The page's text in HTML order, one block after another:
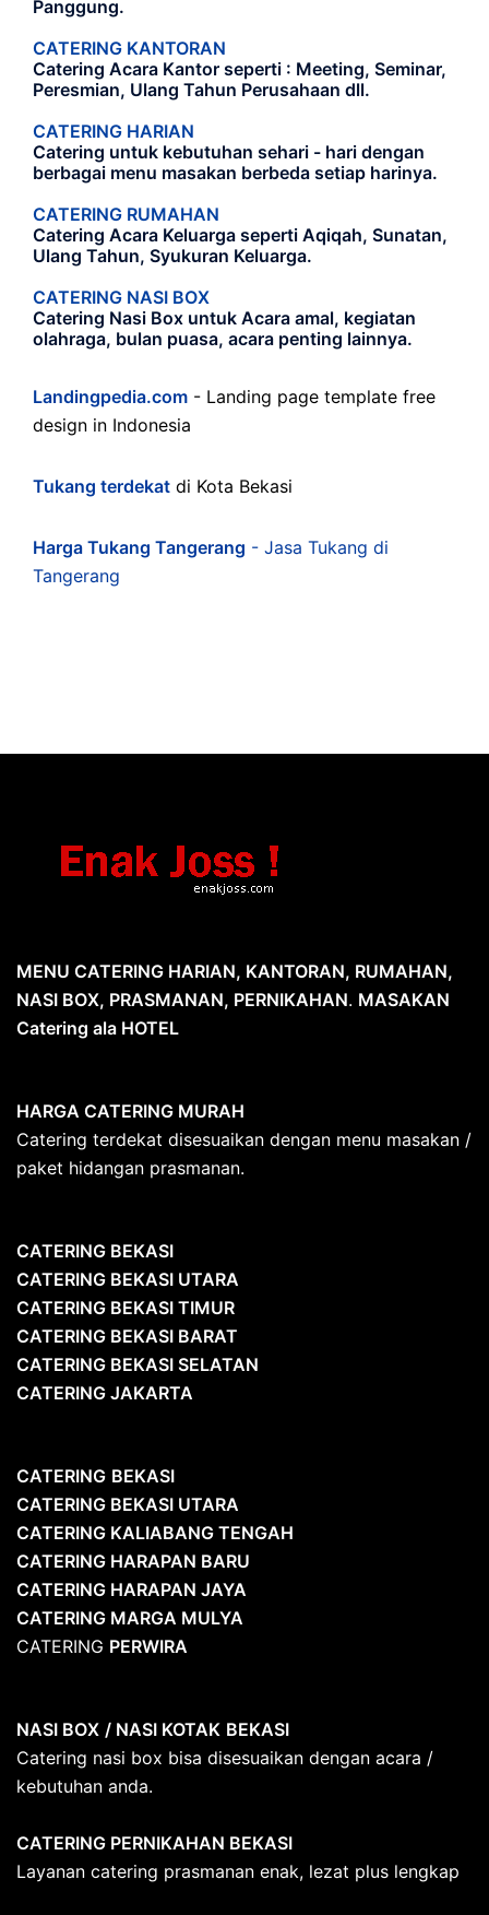
Panggung.
CATERING KANTORAN
Catering Acara Kantor seperti : Meeting, Seminar,
Peresmian, Ulang Tahun Perusahaan dll.
CATERING HARIAN
Catering untuk kebutuhan sehari - hari dengan
berbagai menu masakan berbeda setiap harinya.
CATERING RUMAHAN
Catering Acara Keluarga seperti Aqiqah, Sunatan,
Ulang Tahun, Syukuran Keluarga.
CATERING NASI BOX
Catering Nasi Box untuk Acara amal, kegiatan
olahraga, bulan puasa, acara penting lainnya.
Landingpedia.com - Landing page template free
design in Indonesia
Tukang terdekat di Kota Bekasi
Harga Tukang Tangerang - Jasa Tukang di
Tangerang
MENU CATERING HARIAN, KANTORAN, RUMAHAN,
NASI BOX, PRASMANAN, PERNIKAHAN. MASAKAN
Catering ala HOTEL
HARGA CATERING MURAH
Catering terdekat disesuaikan dengan menu masakan /
paket hidangan prasmanan.
CATERING BEKASI
CATERING BEKASI UTARA
CATERING BEKASI TIMUR
CATERING BEKASI BARAT
CATERING BEKASI SELATAN
CATERING JAKARTA
CATERING BEKASI
CATERING BEKASI UTARA
CATERING KALIABANG TENGAH
CATERING HARAPAN BARU
CATERING HARAPAN JAYA
CATERING MARGA MULYA
CATERING PERWIRA
NASI BOX / NASI KOTAK BEKASI
Catering nasi box bisa disesuaikan dengan acara /
kebutuhan anda.
CATERING PERNIKAHAN BEKASI
Layanan catering prasmanan enak, lezat plus lengkap